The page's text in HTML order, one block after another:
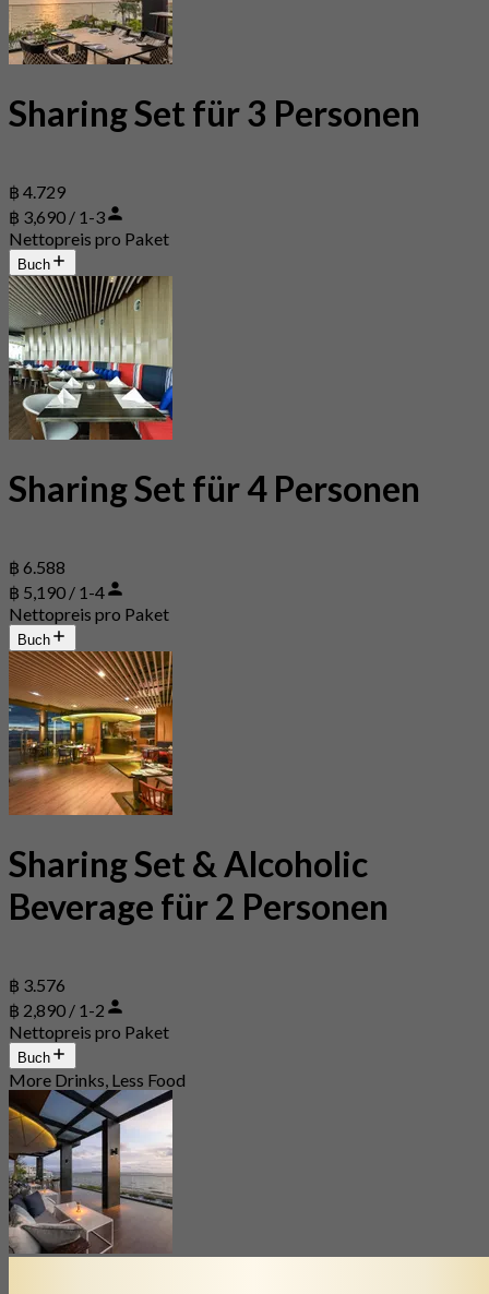
Sharing Set für 3 Personen
฿ 4.729
฿ 3,690 / 1-3
Nettopreis pro Paket
Buch
Sharing Set für 4 Personen
฿ 6.588
฿ 5,190 / 1-4
Nettopreis pro Paket
Buch
Sharing Set & Alcoholic
Beverage für 2 Personen
฿ 3.576
฿ 2,890 / 1-2
Nettopreis pro Paket
Buch
More Drinks, Less Food